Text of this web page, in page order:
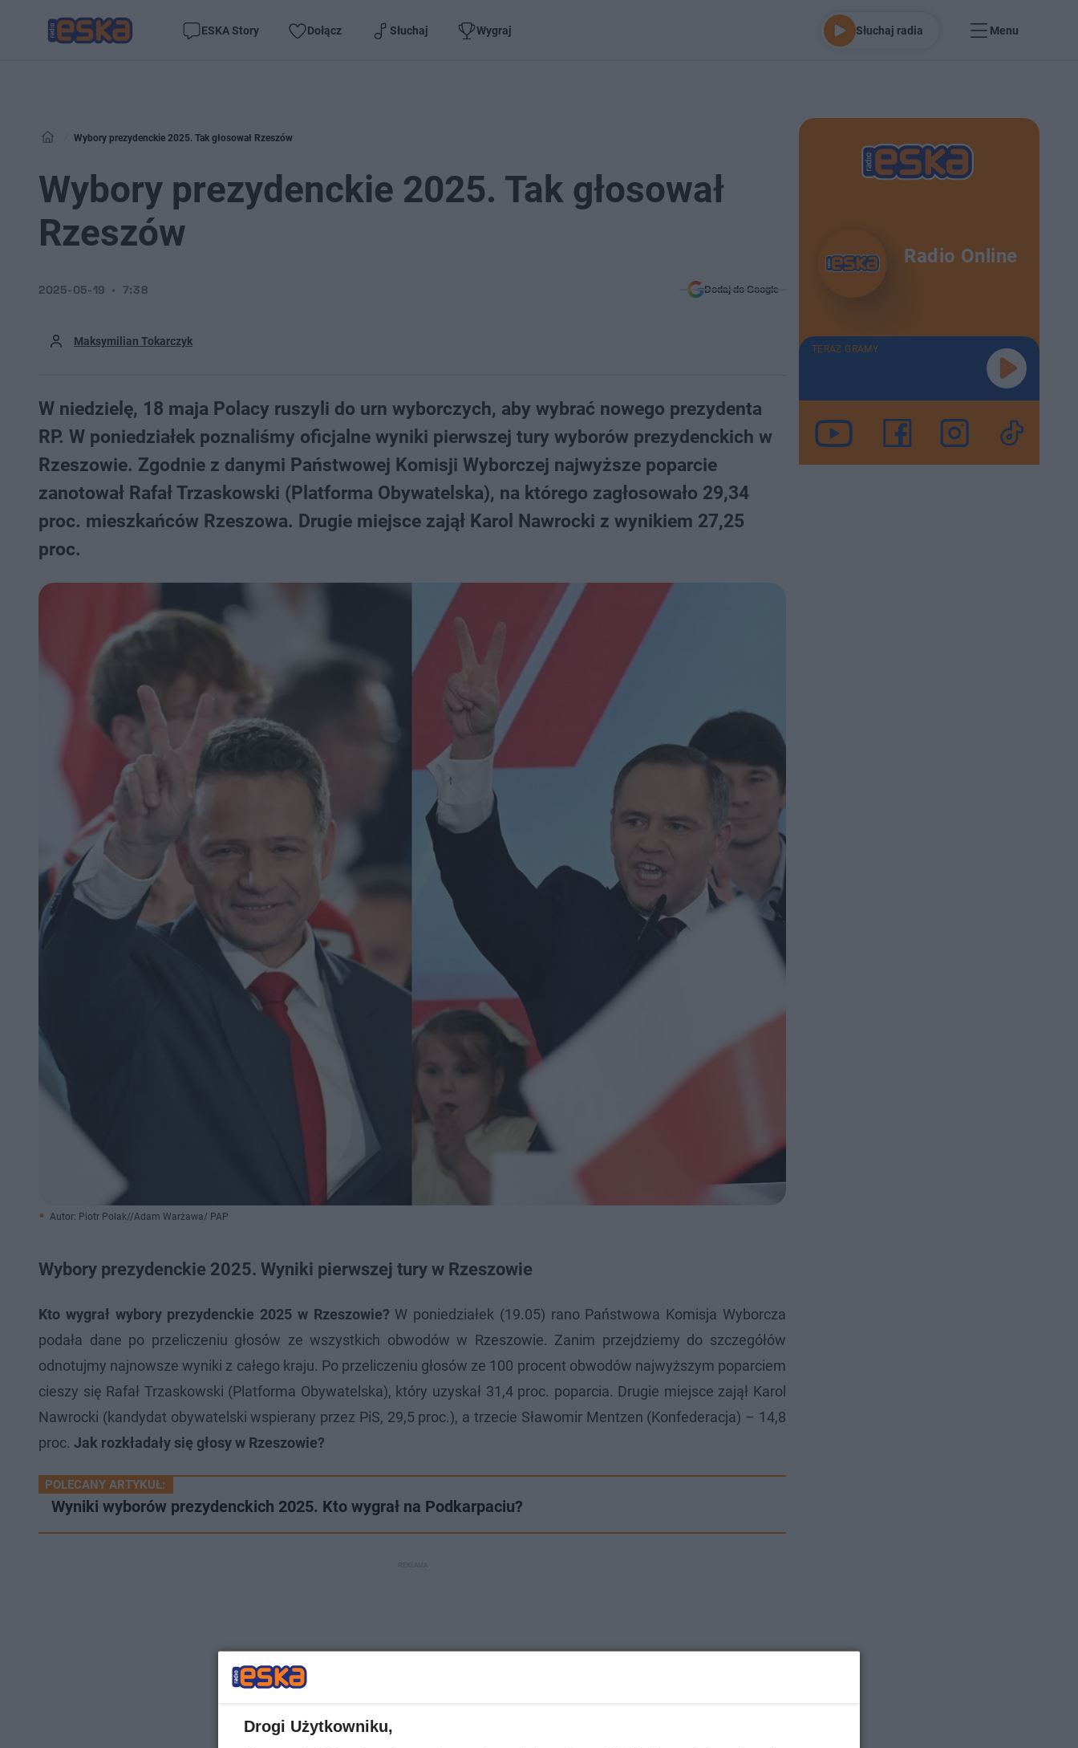
ESKA Story Dołącz Słuchaj Wygraj Słuchaj radia Menu
Wybory prezydenckie 2025. Tak głosował Rzeszów
Wybory prezydenckie 2025. Tak głosował
Rzeszów
Maksymilian Tokarczyk
2025-05-19 7:38 Dodaj do Google
W niedzielę, 18 maja Polacy ruszyli do urn wyborczych, aby wybrać nowego prezydenta
RP. W poniedziałek poznaliśmy oficjalne wyniki pierwszej tury wyborów prezydenckich w
Rzeszowie. Zgodnie z danymi Państwowej Komisji Wyborczej najwyższe poparcie
zanotował Rafał Trzaskowski (Platforma Obywatelska), na którego zagłosowało 29,34
proc. mieszkańców Rzeszowa. Drugie miejsce zajął Karol Nawrocki z wynikiem 27,25
proc.
Autor: Piotr Polak//Adam Warżawa/ PAP
Wybory prezydenckie 2025. Wyniki pierwszej tury w Rzeszowie
Kto wygrał wybory prezydenckie 2025 w Rzeszowie? W poniedziałek (19.05) rano Państwowa Komisja Wyborcza
podała dane po przeliczeniu głosów ze wszystkich obwodów w Rzeszowie. Zanim przejdziemy do szczegółów
odnotujmy najnowsze wyniki z całego kraju. Po przeliczeniu głosów ze 100 procent obwodów najwyższym poparciem
cieszy się Rafał Trzaskowski (Platforma Obywatelska), który uzyskał 31,4 proc. poparcia. Drugie miejsce zajął Karol
Nawrocki (kandydat obywatelski wspierany przez PiS, 29,5 proc.), a trzecie Sławomir Mentzen (Konfederacja) – 14,8
proc. Jak rozkładały się głosy w Rzeszowie?
POLECANY ARTYKUŁ:
Wyniki wyborów prezydenckich 2025. Kto wygrał na Podkarpaciu?
Radio Online
TERAZ GRAMY
Drogi Użytkowniku,